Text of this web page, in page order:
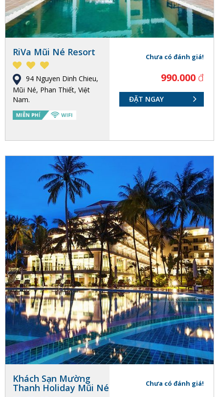
RiVa Mũi Né Resort
94 Nguyen Dinh Chieu,
Mũi Né, Phan Thiết, Việt
Nam.
Chưa có đánh giá!
990.000 đ
ĐẶT NGAY
Khách Sạn Mường
Thanh Holiday Mũi Né Chưa có đánh giá!